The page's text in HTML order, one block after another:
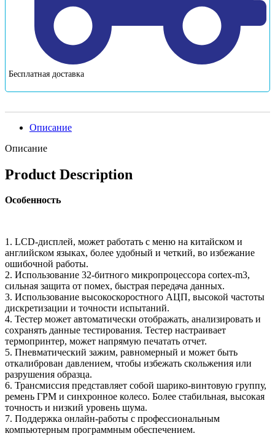
Бесплатная доставка
Описание
Описание
Product Description
Особенность
1. LCD-дисплей, может работать с меню на китайском и
английском языках, более удобный и четкий, во избежание
ошибочной работы.
2. Использование 32-битного микропроцессора cortex-m3,
сильная защита от помех, быстрая передача данных.
3. Использование высокоскоростного АЦП, высокой частоты
дискретизации и точности испытаний.
4. Тестер может автоматически отображать, анализировать и
сохранять данные тестирования. Тестер настраивает
термопринтер, может напрямую печатать отчет.
5. Пневматический зажим, равномерный и может быть
откалиброван давлением, чтобы избежать скольжения или
разрушения образца.
6. Трансмиссия представляет собой шарико-винтовую группу,
ремень ГРМ и синхронное колесо. Более стабильная, высокая
точность и низкий уровень шума.
7. Поддержка онлайн-работы с профессиональным
компьютерным программным обеспечением.